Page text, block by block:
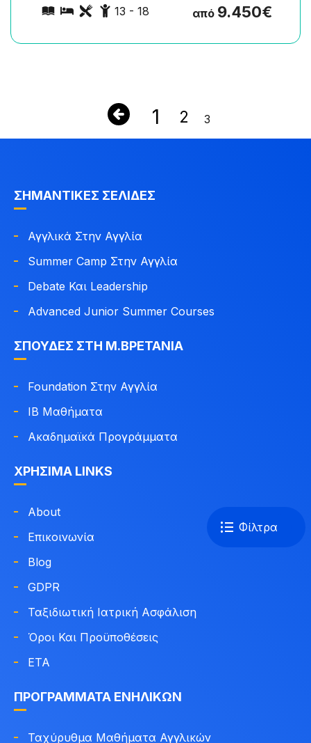
Φίλτρα
13 - 18 από 9.450€
1 2 3
ΣΗΜΑΝΤΙΚΈΣ ΣΕΛΊΔΕΣ
Αγγλικά Στην Αγγλία
Summer Camp Στην Αγγλία
Debate Και Leadership
Advanced Junior Summer Courses
ΣΠΟΥΔΈΣ ΣΤΗ Μ.ΒΡΕΤΑΝΊΑ
Foundation Στην Αγγλία
IB Μαθήματα
Ακαδημαϊκά Προγράμματα
ΧΡΉΣΙΜΑ LINKS
About
Επικοινωνία
Blog
GDPR
Ταξιδιωτική Ιατρική Ασφάλιση
Όροι Και Προϋποθέσεις
ETA
ΠΡΟΓΡΆΜΜΑΤΑ ΕΝΗΛΊΚΩΝ
Ταχύρυθμα Μαθήματα Αγγλικών